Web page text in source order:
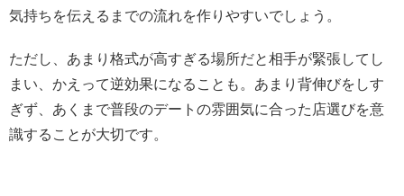
気持ちを伝えるまでの流れを作りやすいでしょう。
ただし、あまり格式が高すぎる場所だと相手が緊張してし
まい、かえって逆効果になることも。あまり背伸びをしす
ぎず、あくまで普段のデートの雰囲気に合った店選びを意
識することが大切です。